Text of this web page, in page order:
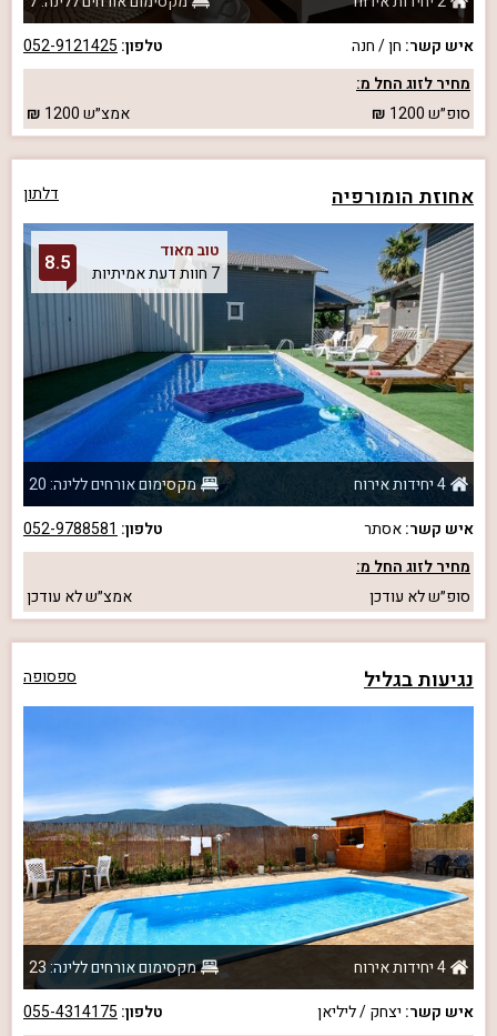
איש קשר: חן / חנה טלפון: 052-9121425
מחיר לזוג החל מ:
סופ״ש1200 אמצ״ש1200
אחוזת הומורפיה דלתון
טוב מאוד
7 חוות דעת אמיתיות
8.5
4 יחידות אירוח
מקסימום אורחים ללינה: 20
איש קשר:אסתר טלפון: 052-9788581
מחיר לזוג החל מ:
סופ״שלא עודכן אמצ״שלא עודכן
נגיעות בגליל ספסופה
4 יחידות אירוח
מקסימום אורחים ללינה: 23
איש קשר: יצחק / ליליאן טלפון: 055-4314175